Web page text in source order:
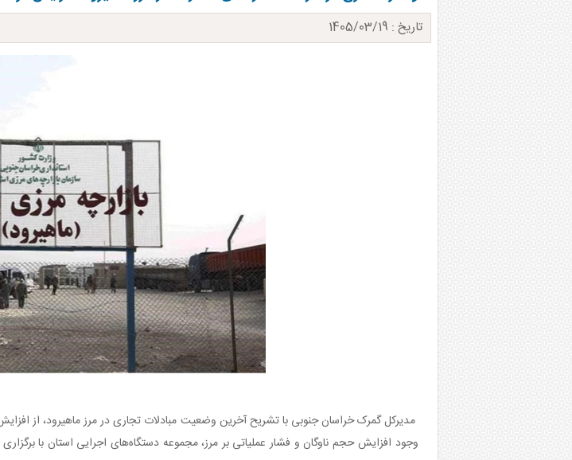
تاریخ : 1405/03/19
مدیرکل گمرک خراسان جنوبی با تشریح آخرین وضعیت مبادلات تجاری در مرز ماهیرود، از
وجود افزایش حجم ناوگان و فشار عملیاتی بر مرز، مجموعه دستگاه‌های اجرایی استان با